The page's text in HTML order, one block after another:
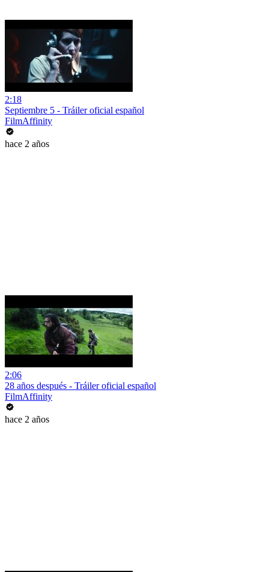
2:18
Septiembre 5 - Tráiler oficial español
FilmAffinity
hace 2 años
2:06
28 años después - Tráiler oficial español
FilmAffinity
hace 2 años